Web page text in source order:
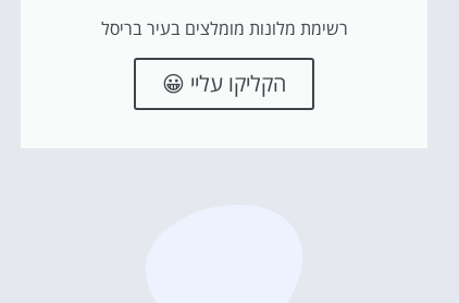
רשימת מלונות מומלצים בעיר בריסל
הקליקו עליי 😀